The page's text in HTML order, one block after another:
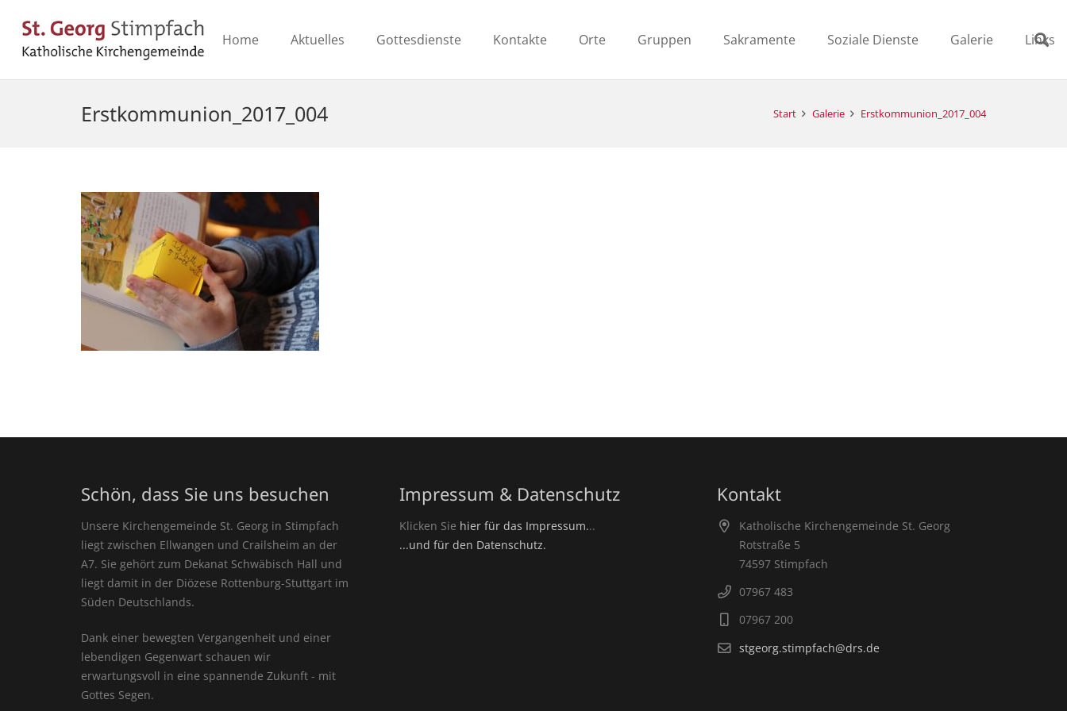
Home Aktuelles Gottesdienste Kontakte Orte Gruppen Sakramente Soziale Dienste Galerie Links
Erstkommunion_2017_004 Start Galerie Erstkommunion_2017_004
Schön, dass Sie uns besuchen
Unsere Kirchengemeinde St. Georg in Stimpfach
liegt zwischen Ellwangen und Crailsheim an der
A7. Sie gehört zum Dekanat Schwäbisch Hall und
liegt damit in der Diözese Rottenburg-Stuttgart im
Süden Deutschlands.
Dank einer bewegten Vergangenheit und einer
lebendigen Gegenwart schauen wir
erwartungsvoll in eine spannende Zukunft - mit
Gottes Segen.
Impressum & Datenschutz
Klicken Sie hier für das Impressum...
...und für den Datenschutz.
Kontakt
Katholische Kirchengemeinde St. Georg
Rotstraße 5
74597 Stimpfach
07967 483
07967 200
stgeorg.stimpfach@drs.de